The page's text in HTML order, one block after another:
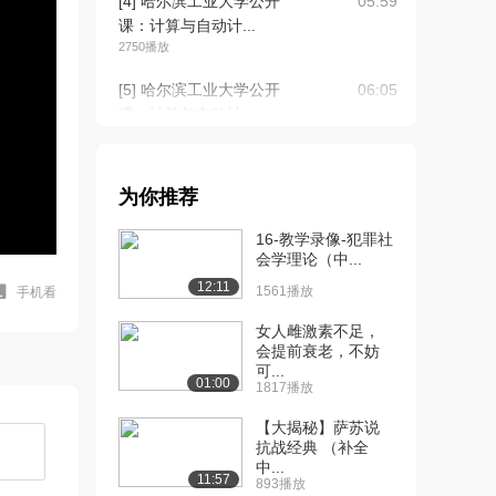
手机看
课：计算与自动计...
2750播放
[5] 哈尔滨工业大学公开
06:05
课：电子自动计算...
[7] 哈尔滨工业大学公开
课：电子自动计算...
09:02
[8] 哈尔滨工业大学公开
课：电子自动计算...
09:25
[9] 哈尔滨工业大学公开
课：计算系统之发...
993播放
07:07
为你推荐
12:11
16-教学录像-犯罪社
会学理论（中...
1561播放
01:00
女人雌激素不足，
会提前衰老，不妨
可...
1817播放
11:57
【大揭秘】萨苏说
抗战经典 （补全
中...
893播放